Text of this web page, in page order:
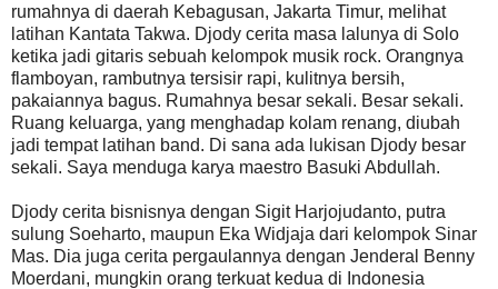
rumahnya di daerah Kebagusan, Jakarta Timur, melihat
latihan Kantata Takwa. Djody cerita masa lalunya di Solo
ketika jadi gitaris sebuah kelompok musik rock. Orangnya
flamboyan, rambutnya tersisir rapi, kulitnya bersih,
pakaiannya bagus. Rumahnya besar sekali. Besar sekali.
Ruang keluarga, yang menghadap kolam renang, diubah
jadi tempat latihan band. Di sana ada lukisan Djody besar
sekali. Saya menduga karya maestro Basuki Abdullah.
Djody cerita bisnisnya dengan Sigit Harjojudanto, putra
sulung Soeharto, maupun Eka Widjaja dari kelompok Sinar
Mas. Dia juga cerita pergaulannya dengan Jenderal Benny
Moerdani, mungkin orang terkuat kedua di Indonesia